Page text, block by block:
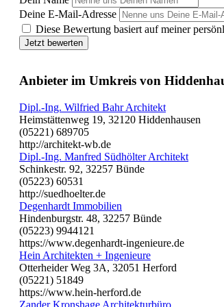
Deine E-Mail-Adresse
Diese Bewertung basiert auf meiner
Jetzt bewerten
Anbieter im Umkreis von
Dipl.-Ing. Wilfried Bahr Architekt
Heimstättenweg 19, 32120 Hiddenhausen
(05221) 689705
http://architekt-wb.de
Dipl.-Ing. Manfred Südhölter Architekt
Schinkestr. 92, 32257 Bünde
(05223) 60531
http://suedhoelter.de
Degenhardt Immobilien
Hindenburgstr. 48, 32257 Bünde
(05223) 9944121
https://www.degenhardt-ingenieure.de
Hein Architekten + Ingenieure
Otterheider Weg 3A, 32051 Herford
(05221) 51849
https://www.hein-herford.de
Zander Kronshage Architekturbüro